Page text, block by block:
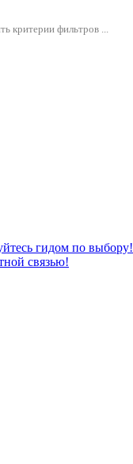
критерии фильтров ...
гидом по выбору!
связью!